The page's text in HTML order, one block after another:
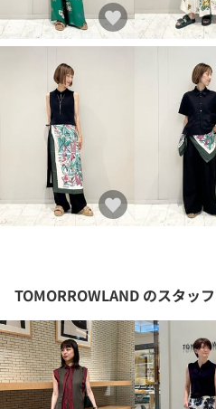
TOMORROWLAND のスタッ